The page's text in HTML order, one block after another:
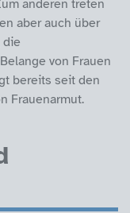
anderen treten
aber auch über
die
von Frauen
bereits seit den
Frauenarmut.